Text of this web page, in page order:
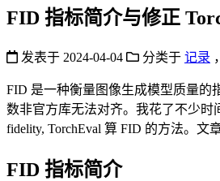
FID 指标简介与修正
发表于 2024-04-04 分类于 记录
FID 是一种衡量图像生成模型质量的
数非官方库无法对齐。我花了不少时
fidelity, TorchEval 算 FID 的方法。文
FID 指标简介